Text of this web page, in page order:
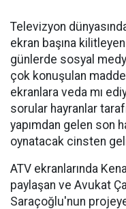
Televizyon
ekran başına
günlerde sosyal
çok konuşulan
ekranlara veda mı
sorular hayranlar
yapımdan gelen son
oynatacak cinsten
ATV ekranlarında
paylaşan ve Avukat
Saraçoğlu'nun